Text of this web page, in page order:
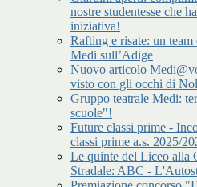
nostre studentesse che
iniziativa!
Rafting e risate: un
Medi sull’Adige
Nuovo articolo
visto con gli occhi di
Gruppo teatrale Medi:
scuole"!
Future classi prime -
classi prime a.s. 2025/
Le quinte del Liceo alla
Stradale: ABC -